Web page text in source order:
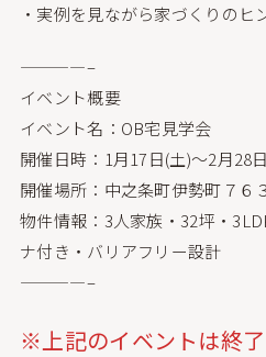
・実例を見ながら家づくりのヒ
————–
イベント概要
イベント名：OB宅見学会
開催日時：1月17日(土)～2月28
開催場所：中之条町伊勢町７６
物件情報：3人家族・32坪・
ナ付き・バリアフリー設計
————–
※上記のイベントは終了